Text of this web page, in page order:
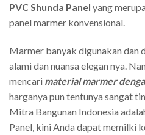
PVC Shunda Panel yang
panel marmer konvensional.
Marmer banyak digunakan dan
alami dan nuansa elegan nya.
mencari material marmer
harganya pun tentunya sangat
Mitra Bangunan Indonesia
Panel, kini Anda dapat memilki